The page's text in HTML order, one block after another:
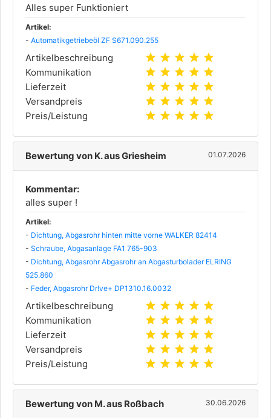
Alles super Funktioniert
Artikel:
- Automatikgetriebeöl ZF S671.090.255
Artikelbeschreibung star star star star star
Kommunikation star star star star star
Lieferzeit star star star star star
Versandpreis star star star star star
Preis/Leistung star star star star star
Bewertung von K. aus Griesheim 01.07.2026
Kommentar:
alles super !
Artikel:
- Dichtung, Abgasrohr hinten mitte vorne WALKER 82414
- Schraube, Abgasanlage FA1 765-903
- Dichtung, Abgasrohr Abgasrohr an Abgasturbolader ELRING
525.860
- Feder, Abgasrohr Dr!ve+ DP1310.16.0032
Artikelbeschreibung star star star star star
Kommunikation star star star star star
Lieferzeit star star star star star
Versandpreis star star star star star
Preis/Leistung star star star star star
Bewertung von M. aus Roßbach 30.06.2026